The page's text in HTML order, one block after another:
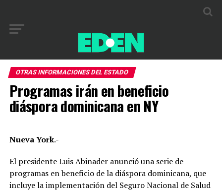
OTRAS INFORMACIONES DEL ESTADO
Programas irán en beneficio
diáspora dominicana en NY
Nueva York.-
El presiden­te Luis Abinader anunció una serie de
programas en beneficio de la diáspo­ra dominicana, que
inclu­ye la implementación del Seguro Nacional de Salud